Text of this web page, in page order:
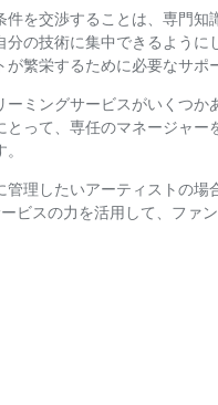
を交渉することは、専門
の技術に集中できるよう
繁栄するために必要なサポ
ミングサービスがいくつ
って、専任のマネージャ
管理したいアーティストの
ビスの力を活用して、ファ